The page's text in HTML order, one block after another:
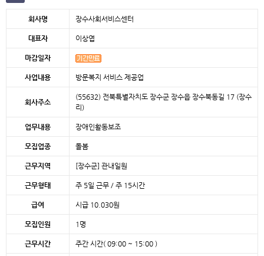
회사명 장수사회서비스센터
대표자 이상엽
마감일자
사업내용 방문복지 서비스 제공업
회사주소
(55632) 전북특별자치도 장수군 장수읍 장수북동길 17 (장수
리)
업무내용 장애인활동보조
모집업종 돌봄
근무지역 [장수군] 관내일원
근무형태 주 5일 근무 / 주 15시간
급여 시급 10.030원
모집인원 1명
근무시간 주간 시간( 09:00 ~ 15:00 )